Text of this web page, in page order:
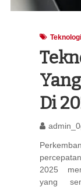
Teknologi
Di
2025
yang